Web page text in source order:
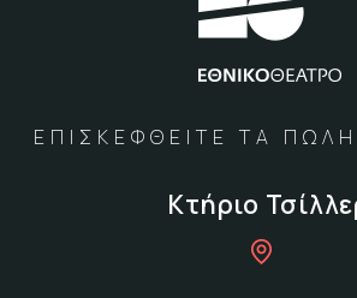
ΕΠΙΣΚΕΦΘΕΙΤΕ ΤΑ
Κτήριο